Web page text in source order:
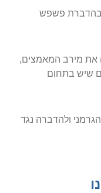
בהדברת פשפש
את מירב המאמצים,
שיש בתחום
ולהדברה נגד